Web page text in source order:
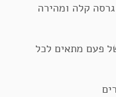
גרסה קלה ומהירה
פעם מתאים לכל